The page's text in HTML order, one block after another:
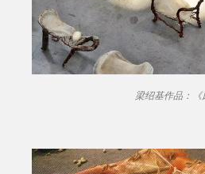
梁绍基作品：《